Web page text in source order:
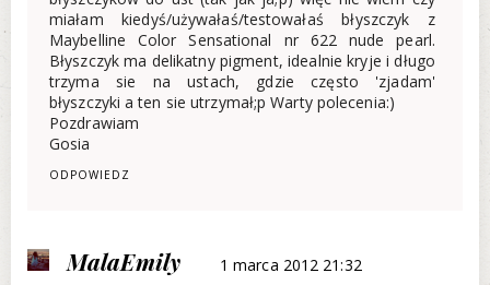
miałam kiedyś/używałaś/testowałaś błyszczyk z
Maybelline Color Sensational nr 622 nude pearl.
Błyszczyk ma delikatny pigment, idealnie kryje i długo
trzyma sie na ustach, gdzie często 'zjadam'
błyszczyki a ten sie utrzymał;p Warty polecenia:)
Pozdrawiam
Gosia
ODPOWIEDZ
MalaEmily
1 marca 2012 21:32